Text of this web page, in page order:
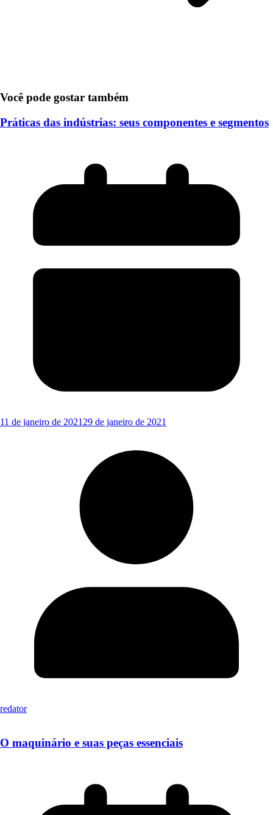
Você pode gostar também
Práticas das indústrias: seus componentes e segmentos
11 de janeiro de 2021 29 de janeiro de 2021
redator
O maquinário e suas peças essenciais